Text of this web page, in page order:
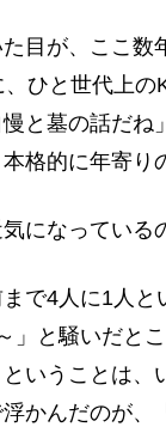
目が、ここ数
、ひと世代上
と墓の話だね
格的に年寄り
になっている
で4人に1人と
」と騒いだと
いうことは
かんだのが